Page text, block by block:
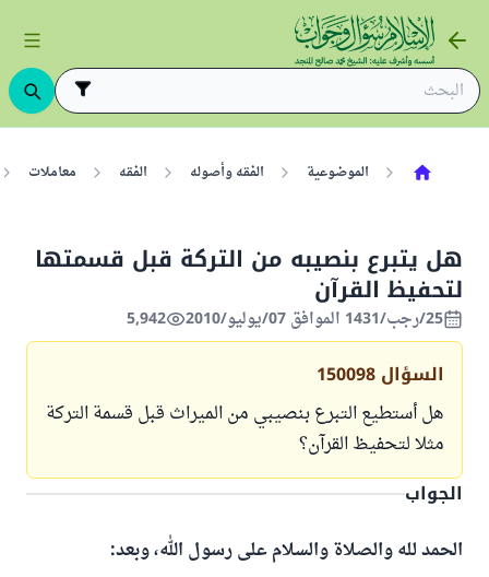
الموضوعية الفقه وأصوله الفقه معاملات
هل يتبرع بنصيبه من التركة قبل قسمتها
لتحفيظ القرآن
25/رجب/1431 الموافق 07/يوليو/2010 5,942
السؤال 150098
هل أستطيع التبرع بنصيبي من الميراث قبل قسمة التركة
مثلا لتحفيظ القرآن؟
الجواب
الحمد لله والصلاة والسلام على رسول الله، وبعد: